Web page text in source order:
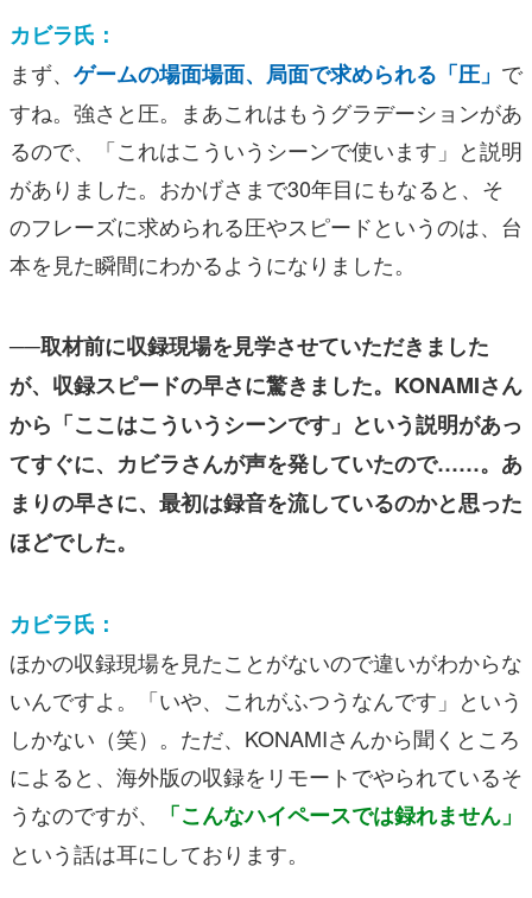
カビラ氏：
まず、 ゲームの場面場面、局面で求められる「圧」 で
すね。強さと圧。まあこれはもうグラデーションがあ
るので、「これはこういうシーンで使います」と説明
がありました。おかげさまで30年目にもなると、そ
のフレーズに求められる圧やスピードというのは、台
本を見た瞬間にわかるようになりました。
──取材前に収録現場を見学させていただきました
が、収録スピードの早さに驚きました。KONAMIさん
から「ここはこういうシーンです」という説明があっ
てすぐに、カビラさんが声を発していたので……。あ
まりの早さに、最初は録音を流しているのかと思った
ほどでした。
カビラ氏：
ほかの収録現場を見たことがないので違いがわからな
いんですよ。「いや、これがふつうなんです」という
しかない（笑）。ただ、KONAMIさんから聞くところ
によると、海外版の収録をリモートでやられているそ
うなのですが、
「こんなハイペースでは録れません」
という話は耳にしております。